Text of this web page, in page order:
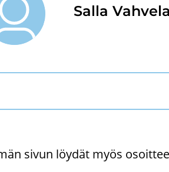
Salla
sivun löy­dät myös